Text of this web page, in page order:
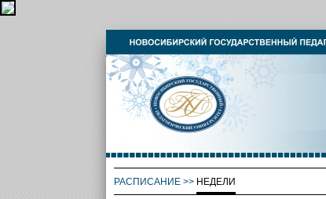
РАСПИСАНИЕ>> НЕДЕЛИ